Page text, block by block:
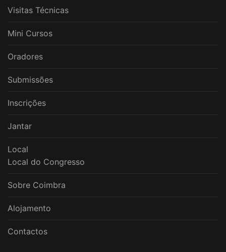
Visitas Técnicas
Mini Cursos
Oradores
Submissões
Inscrições
Jantar
Local
Local do Congresso
Sobre Coimbra
Alojamento
Contactos